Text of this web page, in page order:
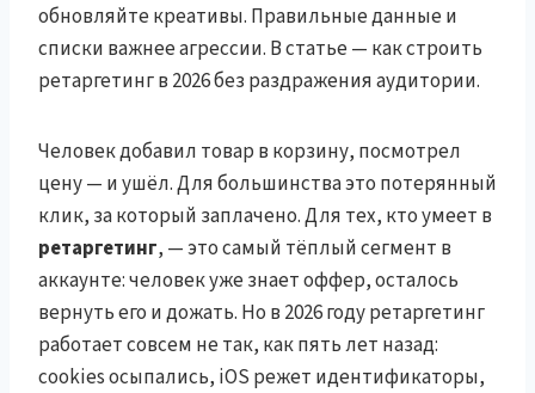
обновляйте креативы. Правильные данные и
списки важнее агрессии. В статье — как строить
ретаргетинг в 2026 без раздражения аудитории.
Человек добавил товар в корзину, посмотрел
цену — и ушёл. Для большинства это потерянный
клик, за который заплачено. Для тех, кто умеет в
ретаргетинг, — это самый тёплый сегмент в
аккаунте: человек уже знает оффер, осталось
вернуть его и дожать. Но в 2026 году ретаргетинг
работает совсем не так, как пять лет назад:
cookies осыпались, iOS режет идентификаторы,